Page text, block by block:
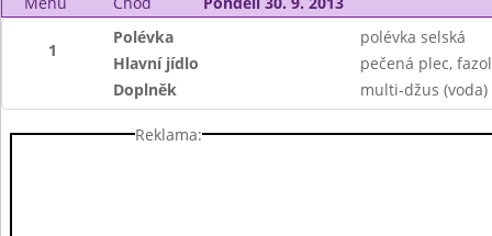
1
Polévka
polévka selská
Hlavní jídlo
pečená plec,
Doplněk
multi-džus (voda)
Reklama: